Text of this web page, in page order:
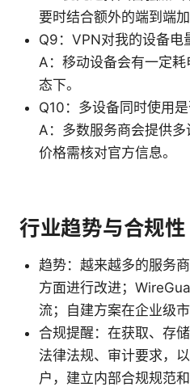
要时结合额外的端到端加
Q9：VPN对我的设备电
A：移动设备会有一定
态下。
Q10：多设备同时使用是
A：多数服务商会提供
价格需核对官方信息。
行业趋势与合规性
趋势：越来越多的服务
方面进行改进；
流；自建方案在企业级
合规提醒：在获取、存
法律法规、审计要求，
户，建立内部合规规范